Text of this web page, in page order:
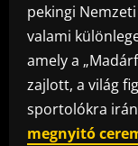
pekingi
valami
amely a
zajlott, a világ
sportolókra
megnyitó